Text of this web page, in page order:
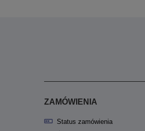
ZAMÓWIENIA
Status zamówienia